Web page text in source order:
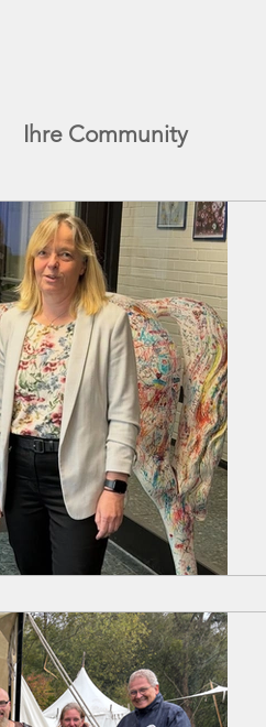
Ihre Community